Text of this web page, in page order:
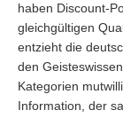
haben Discount-
gleichgültigen
entzieht die
den
Kategorien
Information, der